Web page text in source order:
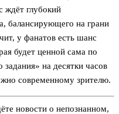
ждёт глубокий
балансирующего на грани
у фанатов есть шанс
будет ценной сама по
задания» на десятки часов
современному зрителю.
новости о непознанном,